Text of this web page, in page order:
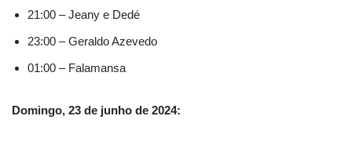
21:00 – Jeany e Dedé
23:00 – Geraldo Azevedo
01:00 – Falamansa
Domingo, 23 de junho de 2024: